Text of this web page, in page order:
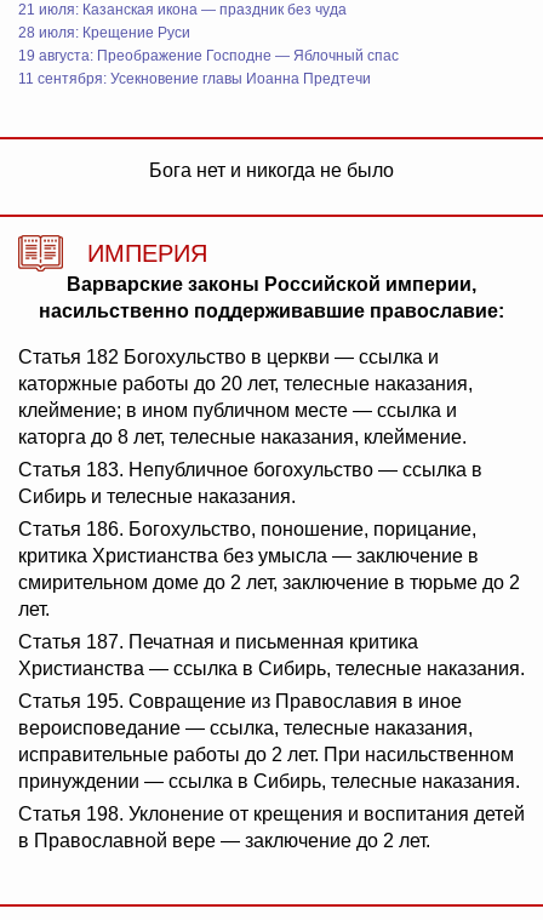
21 июля: Казанская икона — праздник без чуда
28 июля: Крещение Руси
19 августа: Преображение Господне — Яблочный спас
11 сентября: Усекновение главы Иоанна Предтечи
Бога нет и никогда не было
ИМПЕРИЯ
Варварские законы Российской империи,
насильственно поддерживавшие православие:
Статья 182 Богохульство в церкви — ссылка и
каторжные работы до 20 лет, телесные наказания,
клеймение; в ином публичном месте — ссылка и
каторга до 8 лет, телесные наказания, клеймение.
Статья 183. Непубличное богохульство — ссылка в
Сибирь и телесные наказания.
Статья 186. Богохульство, поношение, порицание,
критика Христианства без умысла — заключение в
смирительном доме до 2 лет, заключение в тюрьме до 2
лет.
Статья 187. Печатная и письменная критика
Христианства — ссылка в Сибирь, телесные наказания.
Статья 195. Совращение из Православия в иное
вероисповедание — ссылка, телесные наказания,
исправительные работы до 2 лет. При насильственном
принуждении — ссылка в Сибирь, телесные наказания.
Статья 198. Уклонение от крещения и воспитания детей
в Православной вере — заключение до 2 лет.